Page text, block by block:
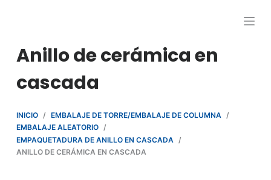
c
o
Anillo de cerámica en
cascada
INICIO / EMBALAJE DE TORRE/EMBALAJE DE COLUMNA /
EMBALAJE ALEATORIO /
EMPAQUETADURA DE ANILLO EN CASCADA
/
ANILLO DE CERÁMICA EN CASCADA